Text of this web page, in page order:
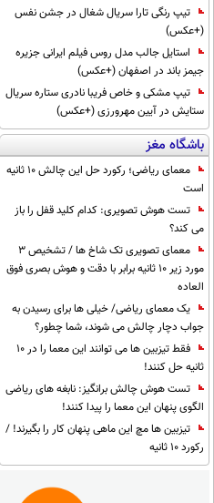
تیپ رنگی تارا سریال شغال در جشن نفس
(+عکس)
استایل جالب مدل روس فیلم ایرانی جزیره
جیمز باند در اصفهان (+عکس)
تیپ مشکی و خاص فریبا نادری ستاره سریال
ستایش در آیین مهرورزی (+عکس)
باشگاه مغز
معمای ریاضی؛ رکورد حل این چالش 10 ثانیه
است
تست هوش تصویری: کدام کلید قفل را باز
می کند؟
معمای تصویری تک شاخ ها / تشخیص 3
مورد زیر 10 ثانیه برابر با دقت و هوش بصری فوق
العاده
یک معمای ریاضی/ خیلی ها برای رسیدن به
جواب دچار چالش می شوند، شما چطور؟
فقط تیزبین ها می توانند این معما را در 10
ثانیه حل کنند!
تست هوش چالش برانگیز: نابغه های ریاضی
الگوی پنهان این معما را پیدا کنند!
تیزبین ها مچ این ماهی پنهان کار را بگیرند! /
رکورد 10 ثانیه